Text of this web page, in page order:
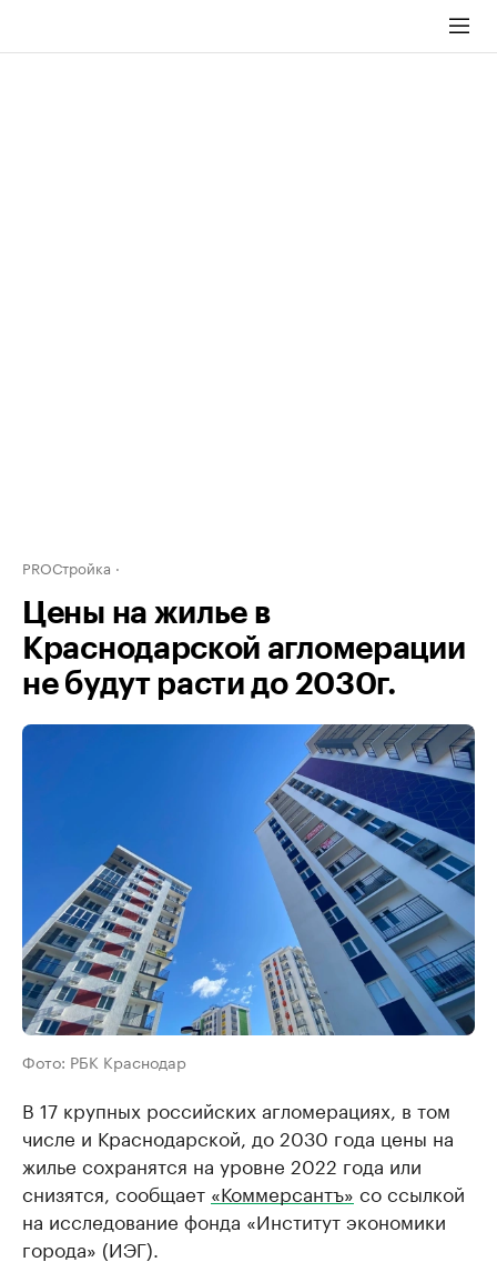
PROСтройка
Цены на жилье в
Краснодарской агломерации
не будут расти до 2030г.
Фото: РБК Краснодар
В 17 крупных российских агломерациях, в том
числе и Краснодарской, до 2030 года цены на
жилье сохранятся на уровне 2022 года или
снизятся, сообщает «Коммерсантъ» со ссылкой
на исследование фонда «Институт экономики
города» (ИЭГ).